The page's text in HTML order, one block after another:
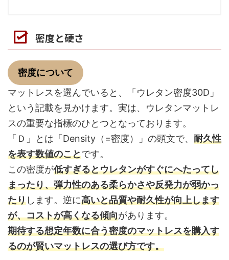
密度と硬さ
密度について
マットレスを選んでいると、「ウレタン密度30D」
という記載を見かけます。実は、ウレタンマットレ
スの重要な指標のひとつとなっております。
「Ｄ」とは「Density（=密度）」の頭文で、 耐久性
を表す数値のことです。
この密度が低すぎるとウレタンがすぐにへたってし
まったり、弾力性のある柔らかさや反発力が弱かっ
たりします。逆に高いと品質や耐久性が向上します
が、コストが高くなる傾向があります。
期待する想定年数に合う密度のマットレスを購入す
るのが賢いマットレスの選び方です。